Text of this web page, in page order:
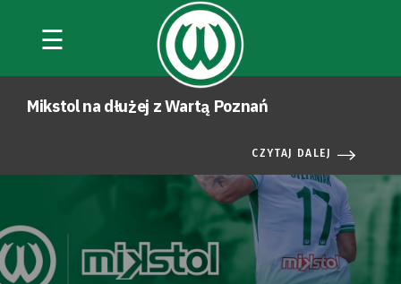
☰
Mikstol na dłużej z Wartą Poznań
CZYTAJ DALEJ